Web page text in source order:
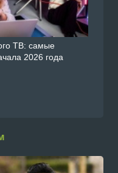
ТВ: самые
2026 года